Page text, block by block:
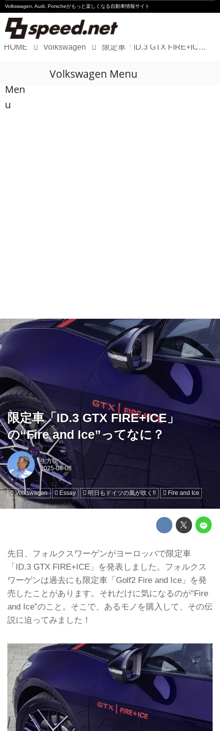
Volkswagen, Audi, Porscheがもっと楽しくなる自動車情報サイト
Audi
HOME Volkswagen 限定車「ID.3 GTX FIRE+ICE」の“Fire and Ice”ってなに？
Men
u
Volkswagen Menu
限定車「ID.3 GTX FIRE+ICE」
の“Fire and Ice”ってなに？
生方聡
Volkswagen Essay 明日もドイツの風が吹く!! Fire and Ice
先日、フォルクスワーゲンがヨーロッパで限定車
「ID.3 GTX FIRE+ICE」を発表しました。フォルクス
ワーゲンは過去にも限定車「Golf2 Fire and Ice」を発
売したことがあります。それだけに気になるのが“Fire
and Ice”のこと。そこで、あるモノを購入して、その伝
説に迫ってみました！